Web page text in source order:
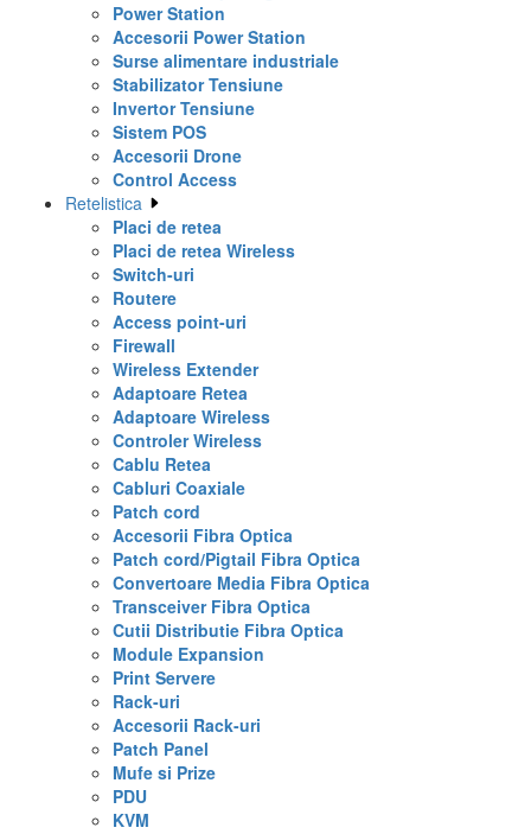
Power Station
Accesorii Power Station
Surse alimentare industriale
Stabilizator Tensiune
Invertor Tensiune
Sistem POS
Accesorii Drone
Control Access
Retelistica
Placi de retea
Placi de retea Wireless
Switch-uri
Routere
Access point-uri
Firewall
Wireless Extender
Adaptoare Retea
Adaptoare Wireless
Controler Wireless
Cablu Retea
Cabluri Coaxiale
Patch cord
Accesorii Fibra Optica
Patch cord/Pigtail Fibra Optica
Convertoare Media Fibra Optica
Transceiver Fibra Optica
Cutii Distributie Fibra Optica
Module Expansion
Print Servere
Rack-uri
Accesorii Rack-uri
Patch Panel
Mufe si Prize
PDU
KVM